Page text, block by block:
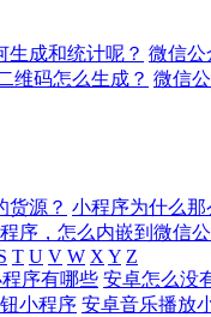
成和统计呢？ 微信公
维码怎么生成？ 微信
货源？ 小程序为什么
序，怎么内嵌到微信
T U V W X Y Z
序有哪些 安卓怎么没
小程序 安卓音乐播放